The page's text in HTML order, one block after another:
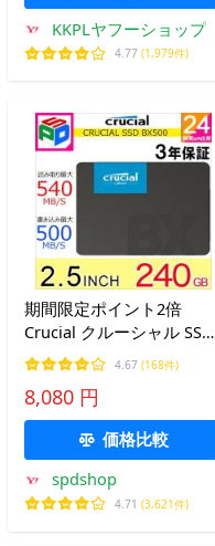
KKPLヤフーショップ
4.77 (1,979件)
期間限定ポイント2倍
Crucial クルーシャル SSD
240GB BX500 SATA
6.0Gb/s 内蔵2.5インチ
7mm グローバルパッケー
ジ 3年保証 翌日配達送料
無料 並行輸入品
4.67 (168件)
8,080 円
価格比較
spdshop
4.71 (3,621件)